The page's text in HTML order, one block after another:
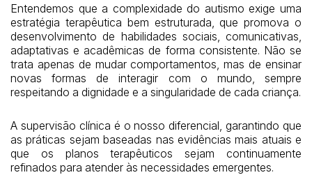
Entendemos que a complexidade do autismo exige uma
estratégia terapêutica bem estruturada, que promova o
desenvolvimento de habilidades sociais, comunicativas,
adaptativas e acadêmicas de forma consistente. Não se
trata apenas de mudar comportamentos, mas de ensinar
novas formas de interagir com o mundo, sempre
respeitando a dignidade e a singularidade de cada criança.
A supervisão clínica é o nosso diferencial, garantindo que
as práticas sejam baseadas nas evidências mais atuais e
que os planos terapêuticos sejam continuamente
refinados para atender às necessidades emergentes.